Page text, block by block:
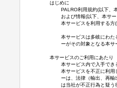
はじめに
PALRO利用規約(以下、
および情報(以下、本サ
本サービスを利用する方
本サービスは多岐にわた
ーがその対象となる本
本サービスのご利用にあたり
本サービス内で入手でき
本サービスを不正に利用
ーは、法律（輸出、再
は当社が不正行為と疑う